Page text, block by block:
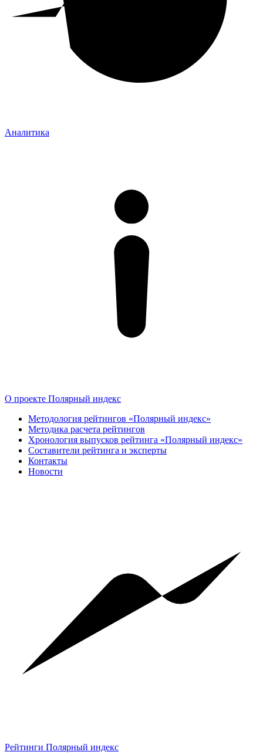
Аналитика
О проекте Полярный индекс
Методология рейтингов «Полярный индекс»
Методика расчета рейтингов
Хронология выпусков рейтинга «Полярный индекс»
Составители рейтинга и эксперты
Контакты
Новости
Рейтинги Полярный индекс